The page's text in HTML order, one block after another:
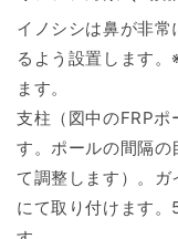
イノシシは鼻が非
るよう設置します
ます。
支柱（図中のFRP
す。ポールの間隔
て調整します）。
にて取り付けます